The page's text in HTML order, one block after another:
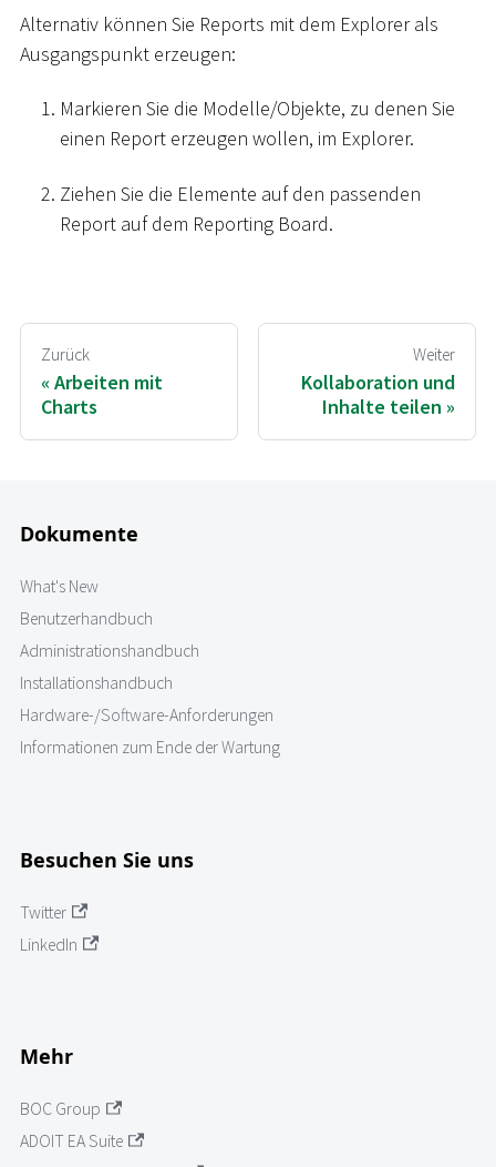
Alternativ können Sie Reports mit dem Explorer als
Ausgangspunkt erzeugen:
Markieren Sie die Modelle/Objekte, zu denen Sie
einen Report erzeugen wollen, im Explorer.
Ziehen Sie die Elemente auf den passenden
Report auf dem Reporting Board.
Zurück
Arbeiten mit
Charts
Weiter
Kollaboration und
Inhalte teilen
Dokumente
What's New
Benutzerhandbuch
Administrationshandbuch
Installationshandbuch
Hardware-/Software-Anforderungen
Informationen zum Ende der Wartung
Besuchen Sie uns
Twitter
LinkedIn
Mehr
BOC Group
ADOIT EA Suite